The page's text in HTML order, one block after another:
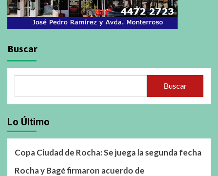
Buscar
Buscar
Lo Último
Copa Ciudad de Rocha: Se juega la segunda fecha
Rocha y Bagé firmaron acuerdo de